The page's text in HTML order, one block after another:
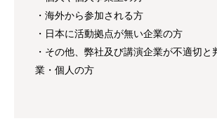
・海外から参加される方
・日本に活動拠点が無い企業の方
・その他、弊社及び講演企業が不適切と
業・個人の方